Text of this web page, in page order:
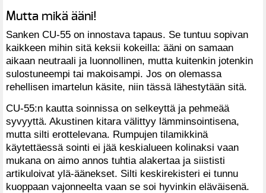
Mutta mikä ääni!
Sanken CU-55 on innostava tapaus. Se tuntuu sopivan
kaikkeen mihin sitä keksii kokeilla: ääni on samaan
aikaan neutraali ja luonnollinen, mutta kuitenkin jotenkin
sulostuneempi tai makoisampi. Jos on olemassa
rehellisen imartelun käsite, niin tässä lähestytään sitä.
CU-55:n kautta soinnissa on selkeyttä ja pehmeää
syvyyttä. Akustinen kitara välittyy lämminsointisena,
mutta silti erottelevana. Rumpujen tilamikkinä
käytettäessä sointi ei jää keskialueen kolinaksi vaan
mukana on aimo annos tuhtia alakertaa ja siististi
artikuloivat ylä-äänekset. Silti keskirekisteri ei tunnu
kuoppaan vajonneelta vaan se soi hyvinkin eläväisenä.